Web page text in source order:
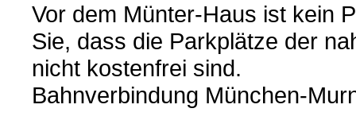
Vor dem Münter-Haus ist kein
Sie, dass die Parkplätze der
nicht kostenfrei sind.
Bahnverbindung München-